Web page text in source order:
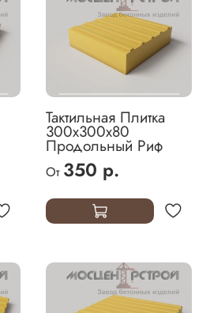
Тактильная Плитка
300х300х80
Продольный Риф
От 350 р.